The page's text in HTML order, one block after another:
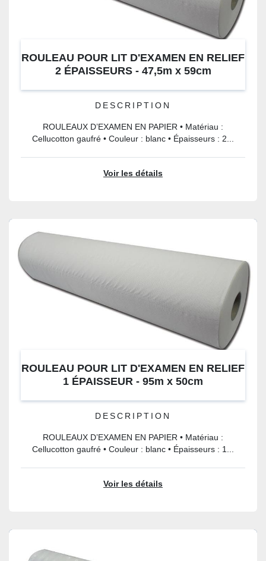
ROULEAU POUR LIT D'EXAMEN EN RELIEF
2 ÉPAISSEURS - 47,5m x 59cm
DESCRIPTION
ROULEAUX D’EXAMEN EN PAPIER • Matériau :
Cellucotton gaufré • Couleur : blanc • Épaisseurs : 2...
Voir les détails
ROULEAU POUR LIT D'EXAMEN EN RELIEF
1 ÉPAISSEUR - 95m x 50cm
DESCRIPTION
ROULEAUX D’EXAMEN EN PAPIER • Matériau :
Cellucotton gaufré • Couleur : blanc • Épaisseurs : 1...
Voir les détails